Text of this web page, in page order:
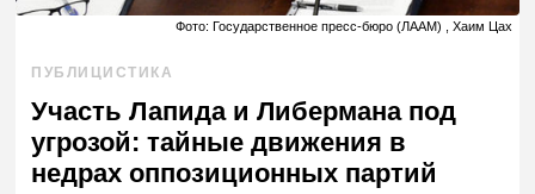
Фото: Государственное пресс-бюро (ЛААМ) , Хаим Цах
ПУБЛИЦИСТИКА
Участь Лапида и Либермана под
угрозой: тайные движения в
недрах оппозиционных партий